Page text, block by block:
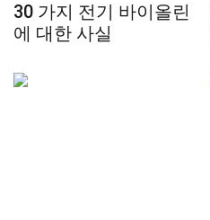
30 가지 전기 바이올린
에 대한 사실